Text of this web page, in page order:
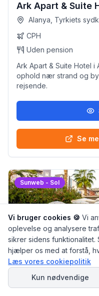
Ark Apart & Suite
Alanya, Tyrkiets
CPH
Uden pension
Ark Apart & Suite Hotel
ophold nær strand og
rejsende.
Se
Sunweb - Sol
Hotel Simply Fine
Vi bruger cookies 🍪 Vi
oplevelse og analysere
sikrer sidens funktionalitet.
hjælper os med at forstå,
Læs vores cookiepolitik
Kun nødvendige